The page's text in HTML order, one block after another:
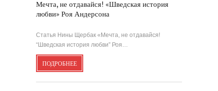
Мечта, не отдавайся! «Шведская история
любви» Роя Андерсона
Статья Нины Щербак «Мечта, не отдавайся!
“Шведская история любви” Роя…
ПОДРОБНЕЕ